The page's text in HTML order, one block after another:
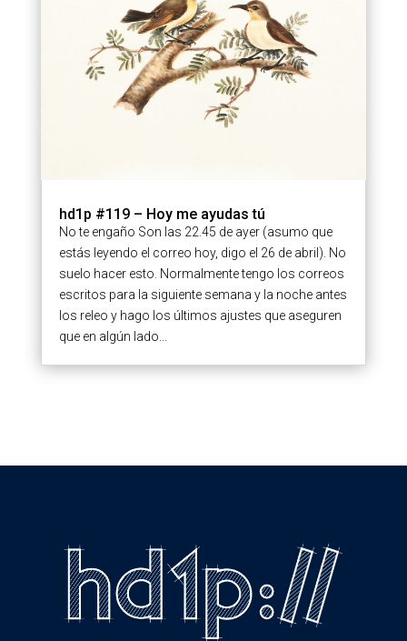
hd1p #119 – Hoy me ayudas tú
No te engaño Son las 22.45 de ayer (asumo que
estás leyendo el correo hoy, digo el 26 de abril). No
suelo hacer esto. Normalmente tengo los correos
escritos para la siguiente semana y la noche antes
los releo y hago los últimos ajustes que aseguren
que en algún lado...